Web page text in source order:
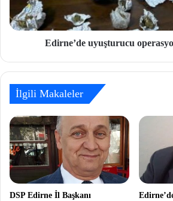
Edirne’de uyuşturucu
İlgili Makaleler
DSP Edirne İl Başkanı